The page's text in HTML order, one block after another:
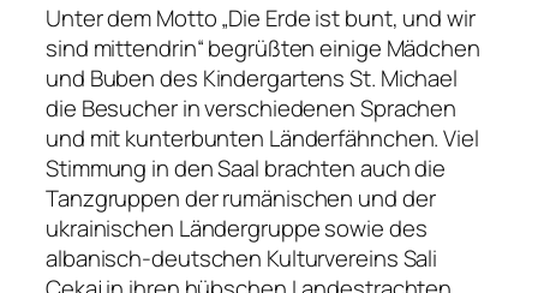
Unter dem Motto „Die Erde ist bunt, und wir
sind mittendrin“ begrüßten einige Mädchen
und Buben des Kindergartens St. Michael
die Besucher in verschiedenen Sprachen
und mit kunterbunten Länderfähnchen. Viel
Stimmung in den Saal brachten auch die
Tanzgruppen der rumänischen und der
ukrainischen Ländergruppe sowie des
albanisch-deutschen Kulturvereins Sali